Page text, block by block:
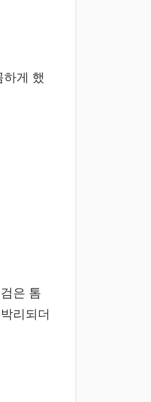
게 했
은 톰
리되더